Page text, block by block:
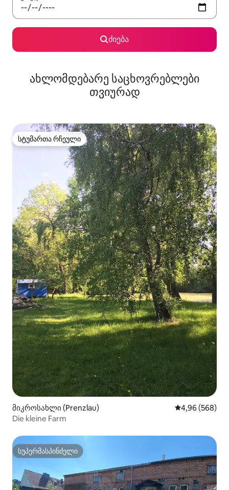
ძიება
ახლომდებარე საცხოვრებლები
თვიურად
სტუმართა რჩეული
სტუმართა რჩეული
მიკროსახლი (Prenzlau) საშუალო
4,96 (568)
Die kleine Farm
სუპერმასპინძელი
სუპერმასპინძელი